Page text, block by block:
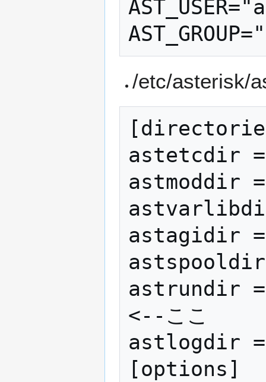
/etc/asterisk/
astetcdir
astmoddir
astagidir
astrundir
<--ここ
astlogdir
[options]